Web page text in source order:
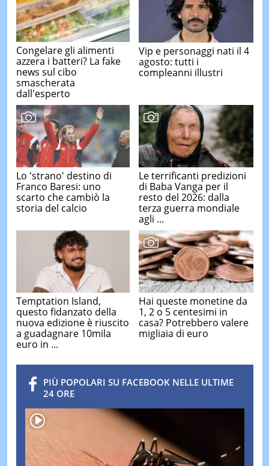
Congelare gli alimenti
azzera i batteri? La fake
news sul cibo
smascherata
dall'esperto
Vip e personaggi nati il 4
agosto: tutti i
compleanni illustri
Lo 'strano' destino di
Franco Baresi: uno
scarto che cambiò la
storia del calcio
Le terrificanti predizioni
di Baba Vanga per il
resto del 2026: dalla
terza guerra mondiale
agli ...
Temptation Island,
questo fidanzato della
nuova edizione è riuscito
a guadagnare 10mila
euro in ...
Hai queste monetine da
1, 2 o 5 centesimi in
casa? Potrebbero valere
migliaia di euro
PIÙ POPOLARI SU FACEBOOK NELLE ULTIME
24 ORE